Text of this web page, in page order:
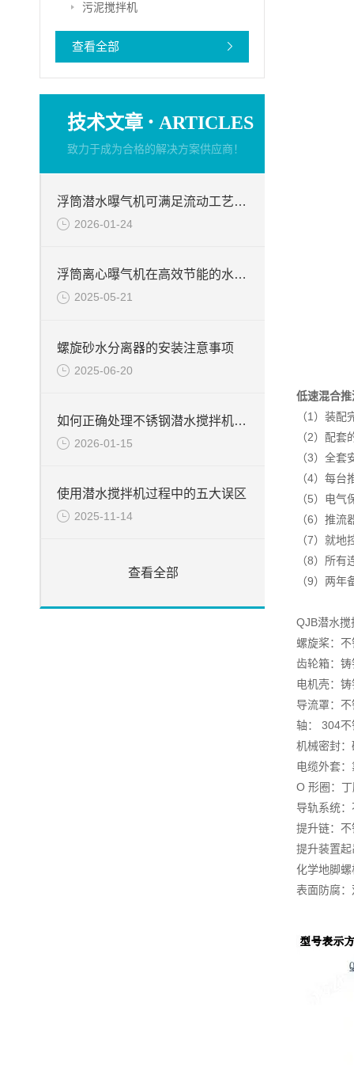
污泥搅拌机
查看全部
技术文章 · ARTICLES
致力于成为合格的解决方案供应商！
浮筒潜水曝气机可满足流动工艺要求
2026-01-24
浮筒离心曝气机在高效节能的水处理解决方案中的作用
2025-05-21
螺旋砂水分离器的安装注意事项
2025-06-20
如何正确处理不锈钢潜水搅拌机的常见故障
2026-01-15
使用潜水搅拌机过程中的五大误区
2025-11-14
查看全部
低速混合
（1）装配
（2）配
（3）全
（4）每台
（5）电
（6）推
（7）就地
（8）所
（9）两
QJB潜水
螺旋桨：
齿轮箱：
电机壳：
导流罩：
轴： 304不
机械密封
电缆外套
O 形圈：
导轨系统
提升链：
提升装置
化学地脚
表面防腐